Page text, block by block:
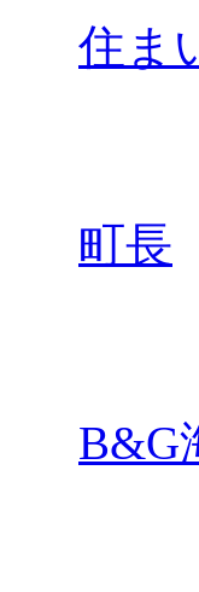
住ま
町長
B&G